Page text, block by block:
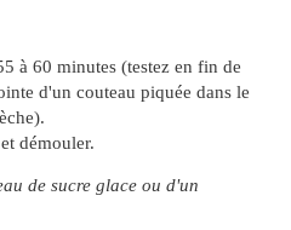
à 60 minutes (testez en fin de
d'un couteau piquée dans le
démouler.
de sucre glace ou d'un